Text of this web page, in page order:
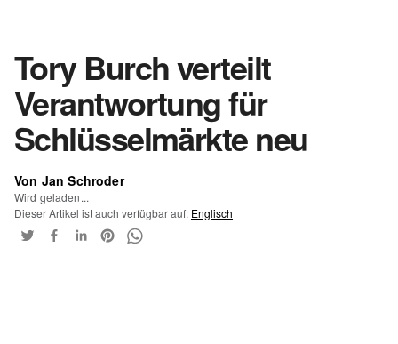
Tory Burch verteilt
Verantwortung für
Schlüsselmärkte neu
Von Jan Schroder
Wird geladen...
Dieser Artikel ist auch verfügbar auf: Englisch